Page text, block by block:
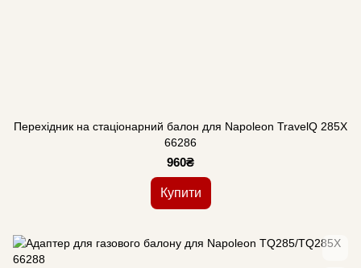
Перехідник на стаціонарний балон для Napoleon TravelQ 285X
66286
960₴
Купити